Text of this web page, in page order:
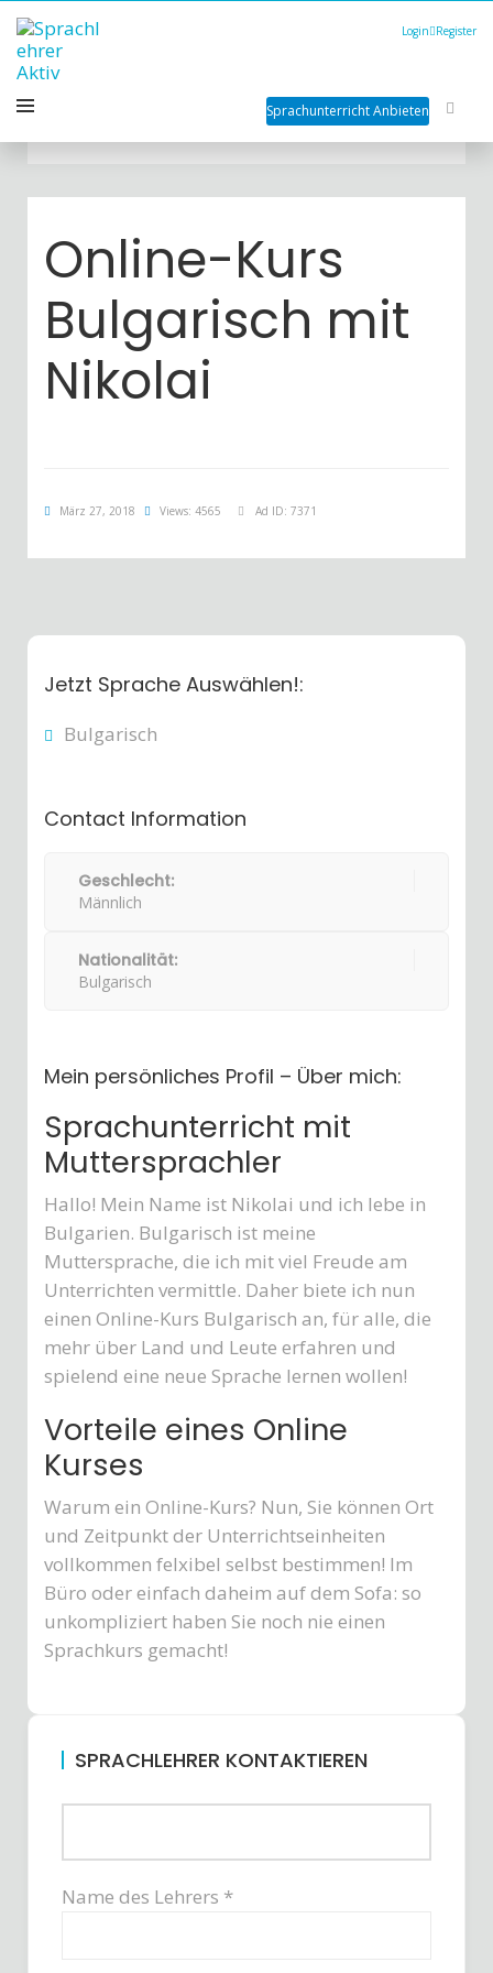
Login Register
Sprachunterricht Anbieten
Online-Kurs
Bulgarisch mit
Nikolai
März 27, 2018 Views: 4565 Ad ID: 7371
Jetzt Sprache Auswählen!:
Bulgarisch
Contact Information
Geschlecht:
Männlich
Nationalität:
Bulgarisch
Mein persönliches Profil – Über mich:
Sprachunterricht mit
Muttersprachler
Hallo! Mein Name ist Nikolai und ich lebe in
Bulgarien. Bulgarisch ist meine
Muttersprache, die ich mit viel Freude am
Unterrichten vermittle. Daher biete ich nun
einen Online-Kurs Bulgarisch an, für alle, die
mehr über Land und Leute erfahren und
spielend eine neue Sprache lernen wollen!
Vorteile eines Online
Kurses
Warum ein Online-Kurs? Nun, Sie können Ort
und Zeitpunkt der Unterrichtseinheiten
vollkommen felxibel selbst bestimmen! Im
Büro oder einfach daheim auf dem Sofa: so
unkompliziert haben Sie noch nie einen
Sprachkurs gemacht!
SPRACHLEHRER KONTAKTIEREN
Name des Lehrers *